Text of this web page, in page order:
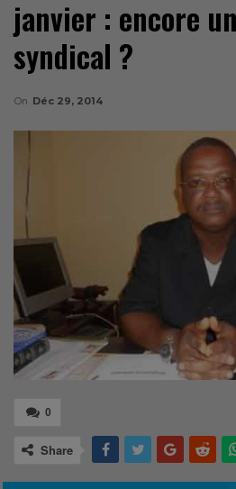
janvier : encore
syndical ?
On Déc 29, 2014
0
Share